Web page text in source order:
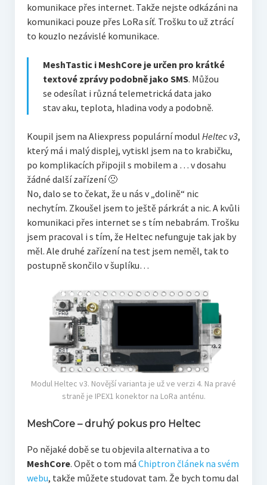
komunikace přes internet. Takže nejste odkázáni na
komunikaci pouze přes LoRa síť. Trošku to už ztrácí
to kouzlo nezávislé komunikace.
MeshTastic i MeshCore je určen pro krátké
textové zprávy podobně jako SMS. Můžou
se odesílat i různá telemetrická data jako
stav aku, teplota, hladina vody a podobně.
Koupil jsem na Aliexpress populární modul Heltec v3,
který má i malý displej, vytiskl jsem na to krabičku,
po komplikacích připojil s mobilem a … v dosahu
žádné další zařízení 🙁
No, dalo se to čekat, že u nás v „dolině“ nic
nechytím. Zkoušel jsem to ještě párkrát a nic. A kvůli
komunikaci přes internet se s tím nebabrám. Trošku
jsem pracoval i s tím, že Heltec nefunguje tak jak by
měl. Ale druhé zařízení na test jsem neměl, tak to
postupně skončilo v šuplíku…
Modul Heltec v3. Novější varianta je už ve verzi 4. Na pravé
straně je IPEX1 konektor na LoRa anténu.
MeshCore – druhý pokus pro Heltec
Po nějaké době se tu objevila alternativa a to
MeshCore. Opět o tom má Chiptron článek na svém
webu, takže můžete studovat tam. Že bych tomu dal